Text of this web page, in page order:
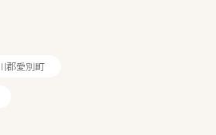
郡愛別町